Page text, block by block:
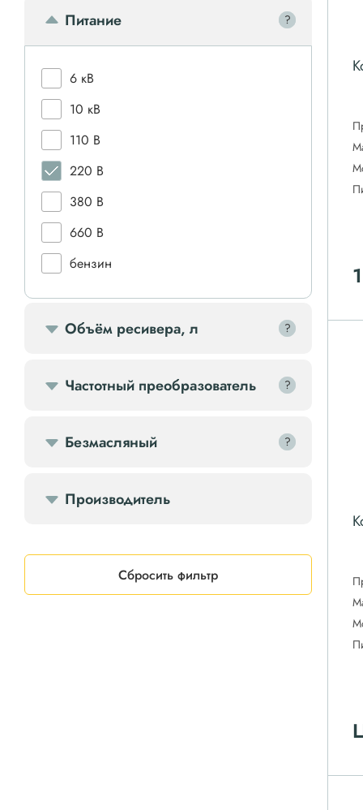
Питание ?
?
6 кВ
10 кВ
110 В
220 В
380 В
660 В
бензин
дизель
Объём ресивера, л ?
?
Частотный преобразователь ?
?
Безмасляный ?
?
Производитель
Сбросить фильтр